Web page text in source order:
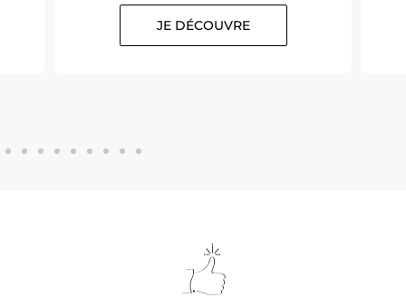
JE DÉCOUVRE